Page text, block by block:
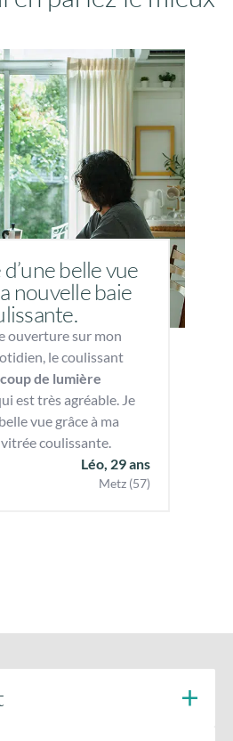
belle vue
nouvelle baie
ouverture sur mon
le coulissant
de lumière
est très agréable. Je
vue grâce à ma
coulissante.
Léo, 29 ans
Metz (57)